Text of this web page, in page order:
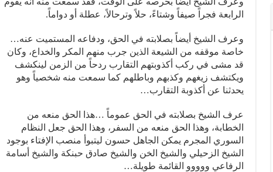
الرابعة فجراً صيفاً وشتاءً، حلاً وترحالاً، عطلة أو دواماً.
وعرف الشيخ أيضاً بصلابته في الحق، ودفاعه المستميت عنه…
خاصة موقفه من الشيعة الذين جرب منهم المكر والخداع، وكان
قد مشى في ركب أكذوبتهم التقارب ردحاً من الزمن لينكشف
ويكتشف زيغهم وكذبهم وباطلهم كما سمعت منه شخصياً وهو
يحدثنا عن أكذوبة التقارب…
عرف الشيخ بصلابته في الحق عموماً …هذا الحق منعه من
الخطابة، وهذا الحق منعه من السفر، وهذا الحق جعل النظام
السوري المجرم يمكن الجاهل حسون ليتبوأ منصب الإفتاء بوجود
الشيخ الزحيلي والشيخ الخن والشيخ صادق حبنكة والشيخ أسامة
الرفاعي ووووو القائمة طويلة…